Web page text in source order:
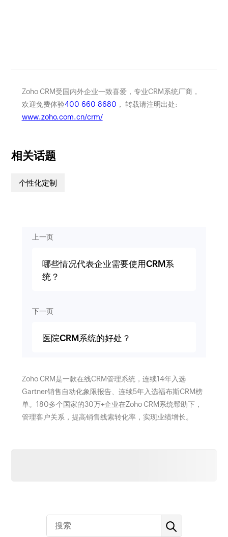
Zoho CRM受国内外企业一致喜爱，专业CRM系统厂商，
欢迎免费体验400-660-8680 ， 转载请注明出处:
www.zoho.com.cn/crm/
相关话题
个性化定制
上一页
哪些情况代表企业需要使用CRM系
统？
下一页
医院CRM系统的好处？
Zoho CRM是一款在线CRM管理系统，连续14年入选
Gartner销售自动化象限报告、连续5年入选福布斯CRM榜
单。180多个国家的30万+企业在Zoho CRM系统帮助下，
管理客户关系，提高销售线索转化率，实现业绩增长。